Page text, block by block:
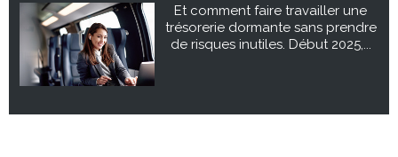
Et comment faire travailler une
trésorerie dormante sans prendre
de risques inutiles. Début 2025,...